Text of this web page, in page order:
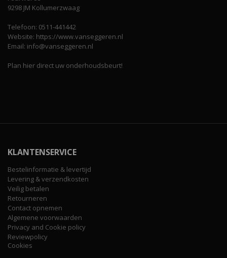
9298 JM Kollumerzwaag
Telefoon: 0511-441442
Website: https://www.vanseggeren.nl
Email: info@vanseggeren.nl
Plan hier direct uw onderhoudsbeurt!
KLANTENSERVICE
Bestelinformatie & levertijd
Levering & verzendkosten
Veilig betalen
Retourneren
Contact opnemen
Algemene voorwaarden
Privacy and Cookie policy
Reviewpolicy
Cookies